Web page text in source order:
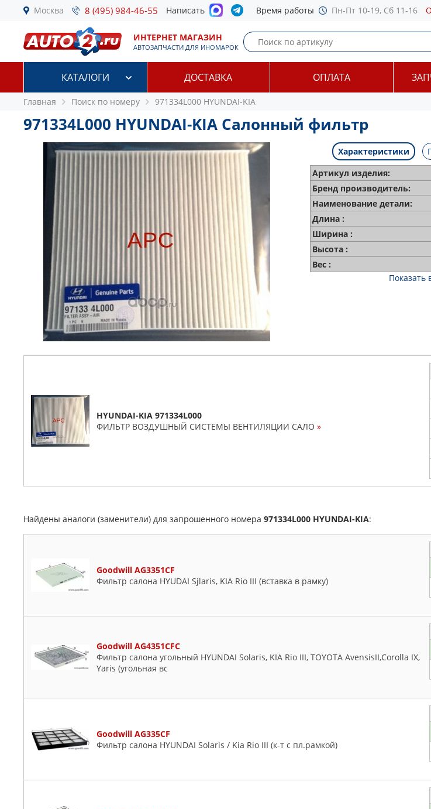
Москва 8 (495) 984-46-55 Написать Время работы Пн-Пт 10-19, Сб 11-16
ИНТЕРНЕТ МАГАЗИН
АВТОЗАПЧАСТИ ДЛЯ ИНОМАРОК
КАТАЛОГИ ДОСТАВКА ОПЛАТА
Главная Поиск по номеру 971334L000 HYUNDAI-KIA
971334L000 HYUNDAI-KIA Салонный фильтр
Характеристики
Артикул изделия:
Бренд производитель:
Наименование детали:
Длина :
Ширина :
Высота :
Вес :
Показать
HYUNDAI-KIA 971334L000
ФИЛЬТР ВОЗДУШНЫЙ СИСТЕМЫ ВЕНТИЛЯЦИИ САЛО »
Найдены аналоги (заменители) для запрошенного номера 971334L000 HYUNDAI-KIA:
Goodwill AG3351CF
Фильтр салона HYUDAI Sjlaris, KIA Rio III (вставка в рамку)
Goodwill AG4351CFC
Фильтр салона угольный HYUNDAI Solaris, KIA Rio III, TOYOTA AvensisII,Corolla IX,
Yaris (угольная вс
Goodwill AG335CF
Фильтр салона HYUNDAI Solaris / Kia Rio III (к-т с пл.рамкой)